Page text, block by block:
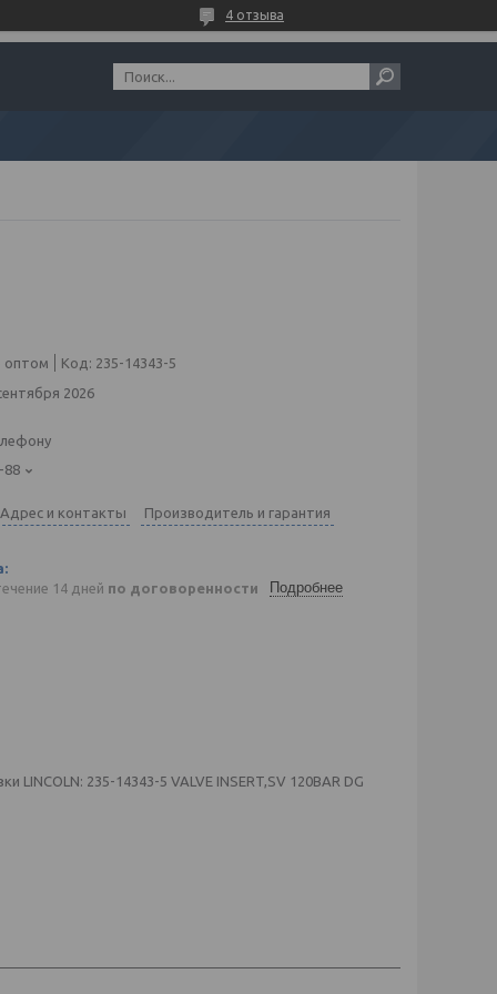
4 отзыва
оптом Код: 235-14343-5
2026
88
Адрес и контакты Производитель и гарантия
14 дней по договоренности Подробнее
235-14343-5 VALVE INSERT,SV 120BAR DG